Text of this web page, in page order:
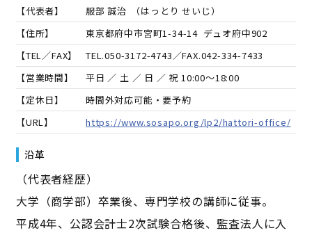
【代表者】 服部 誠治 （はっとり せいじ）
【住所】
東京都府中市宮町1-34-14 デュオ府中902
【TEL／FAX】
TEL.050-3172-4743／FAX.042-334-7433
【営業時間】
平日 ／ 土 ／ 日 ／ 祝 10:00～18:00
【定休日】
時間外対応可能・要予約
【URL】
https://www.sosapo.org/lp2/hattori-office/
沿革
（代表者経歴）
大学（商学部）卒業後、専門学校の講師に従事。
平成4年、公認会計士2次試験合格後、監査法人に入